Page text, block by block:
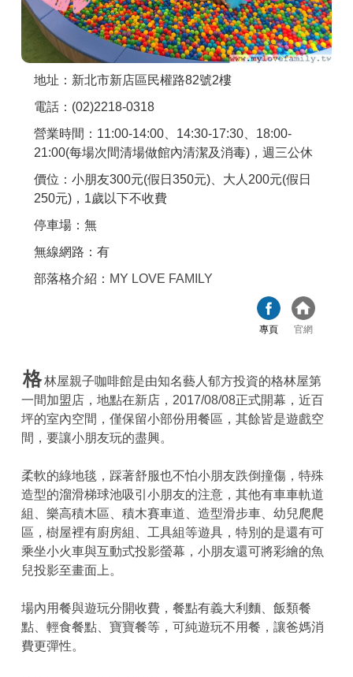
地址：新北市新店區民權路82號2樓
電話：(02)2218-0318
營業時間：11:00-14:00、14:30-17:30、18:00-
21:00(每場次間清場做館內清潔及消毒)，週三公休
價位：小朋友300元(假日350元)、大人200元(假日
250元)，1歲以下不收費
停車場：無
無線網路：有
部落格介紹： MY LOVE FAMILY
專頁 官網
格林屋親子咖啡館是由知名藝人郁方投資的格林屋第
一間加盟店，地點在新店，2017/08/08正式開幕，近百
坪的室內空間，僅保留小部份用餐區，其餘皆是遊戲空
間，要讓小朋友玩的盡興。
柔軟的綠地毯，踩著舒服也不怕小朋友跌倒撞傷，特殊
造型的溜滑梯球池吸引小朋友的注意，其他有車車軌道
組、樂高積木區、積木賽車道、造型滑步車、幼兒爬爬
區，樹屋裡有廚房組、工具組等遊具，特別的是還有可
乘坐小火車與互動式投影螢幕，小朋友還可將彩繪的魚
兒投影至畫面上。
場內用餐與遊玩分開收費，餐點有義大利麵、飯類餐
點、輕食餐點、寶寶餐等，可純遊玩不用餐，讓爸媽消
費更彈性。